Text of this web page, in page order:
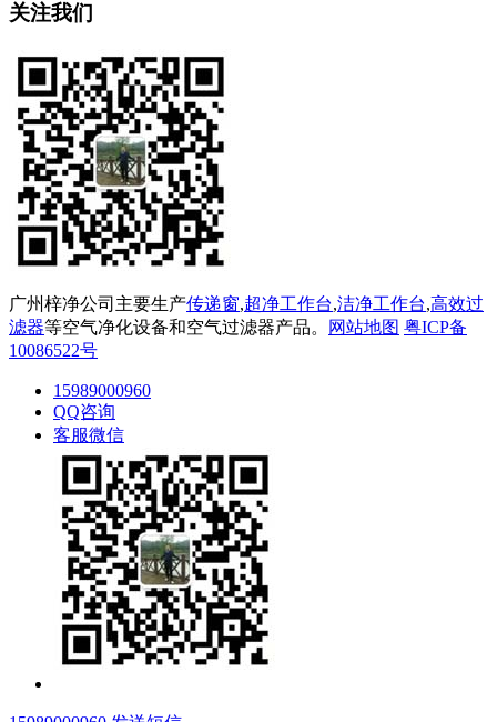
关注我们
广州梓净公司主要生产传递窗,超净工作台,洁净工作台,高效过
滤器等空气净化设备和空气过滤器产品。 网站地图 粤ICP备
10086522号
15989000960
QQ咨询
客服微信